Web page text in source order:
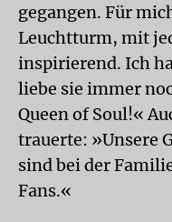
gegangen. Für
Leuchtturm, mit
inspirierend. Ich
liebe sie immer
Queen of Soul!«
trauerte: »Unsere
sind bei der
Fans.«